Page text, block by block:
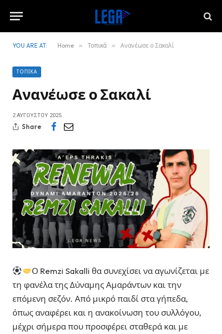
YOU ARE AT: Home » Τοπικά » Ανανέωσε ο Σακαλί
ΤΟΠΙΚΆ
Ανανέωσε ο Σακαλί
2 ΑΥΓΟΎΣΤΟΥ 2025
Share
Ο Remzi Sakalli θα συνεχίσει να αγωνίζεται με
τη φανέλα της Δύναμης Αμαράντων και την
επόμενη σεζόν. Από μικρό παιδί στα γήπεδα,
όπως αναφέρει και η ανακοίνωση του συλλόγου,
μέχρι σήμερα που προσφέρει σταθερά και με